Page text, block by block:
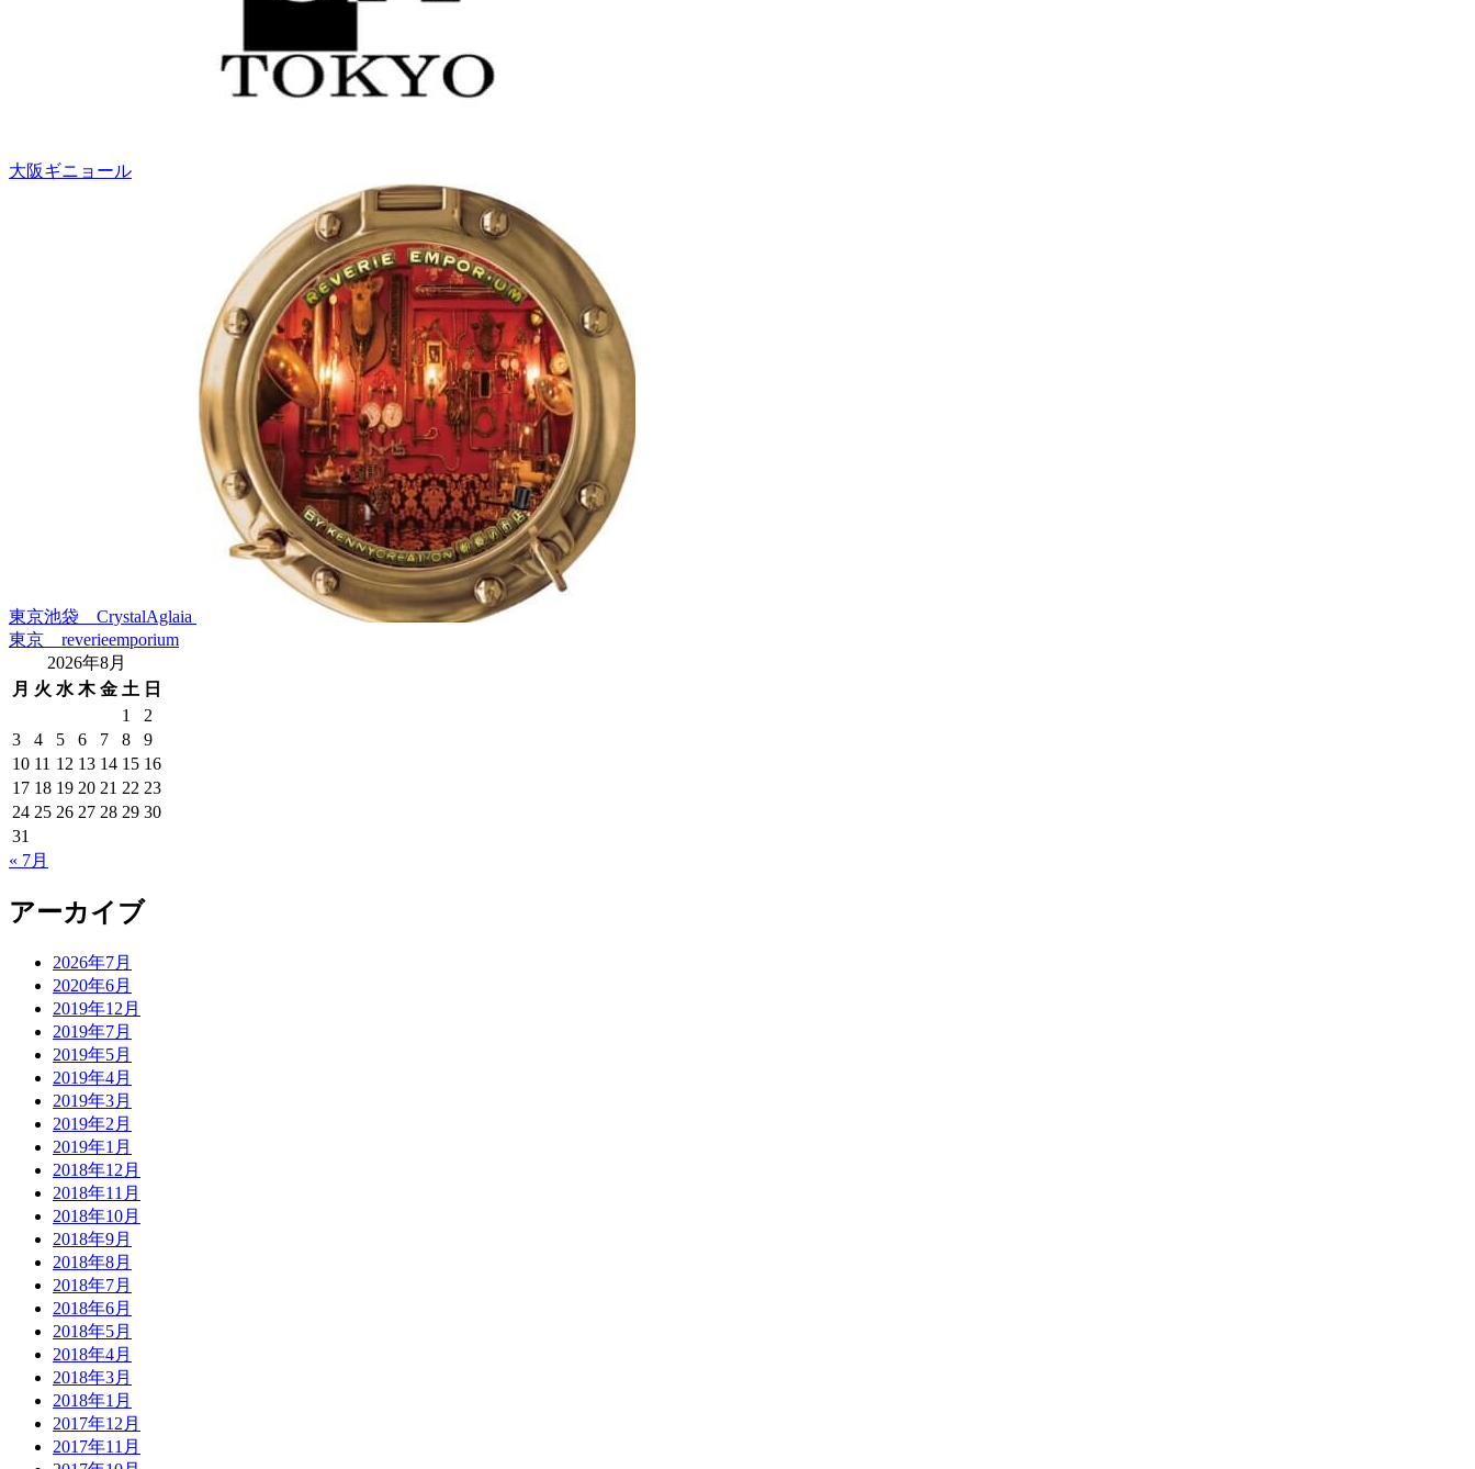
大阪ギニョール
東京池袋 CrystalAglaia
東京 reverieemporium
2026年8月
月 火 水 木 金 土 日
1
2
3
4 5 6 7 8
9
10 11 12 13 14 15 16
17 18 19 20 21 22 23
24 25 26 27 28 29 30
31
« 7月
アーカイブ
2026年7月
2020年6月
2019年12月
2019年7月
2019年5月
2019年4月
2019年3月
2019年2月
2019年1月
2018年12月
2018年11月
2018年10月
2018年9月
2018年8月
2018年7月
2018年6月
2018年5月
2018年4月
2018年3月
2018年1月
2017年12月
2017年11月